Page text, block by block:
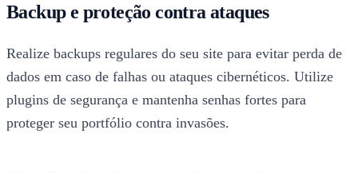
Backup e proteção contra ataques
Realize backups regulares do seu site para evitar perda de
dados em caso de falhas ou ataques cibernéticos. Utilize
plugins de segurança e mantenha senhas fortes para
proteger seu portfólio contra invasões.